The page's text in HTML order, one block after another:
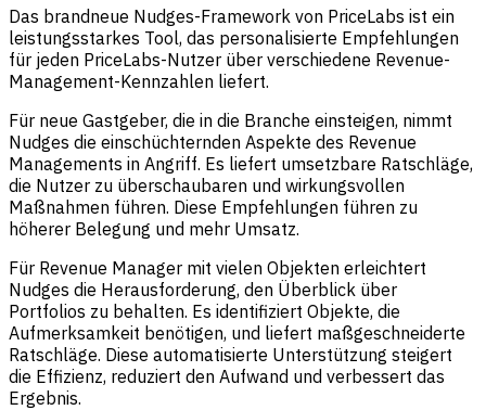
Das brandneue Nudges-Framework von PriceLabs ist ein
leistungsstarkes Tool, das personalisierte Empfehlungen
für jeden PriceLabs-Nutzer über verschiedene Revenue-
Management-Kennzahlen liefert.
Für neue Gastgeber, die in die Branche einsteigen, nimmt
Nudges die einschüchternden Aspekte des Revenue
Managements in Angriff. Es liefert umsetzbare Ratschläge,
die Nutzer zu überschaubaren und wirkungsvollen
Maßnahmen führen. Diese Empfehlungen führen zu
höherer Belegung und mehr Umsatz.
Für Revenue Manager mit vielen Objekten erleichtert
Nudges die Herausforderung, den Überblick über
Portfolios zu behalten. Es identifiziert Objekte, die
Aufmerksamkeit benötigen, und liefert maßgeschneiderte
Ratschläge. Diese automatisierte Unterstützung steigert
die Effizienz, reduziert den Aufwand und verbessert das
Ergebnis.